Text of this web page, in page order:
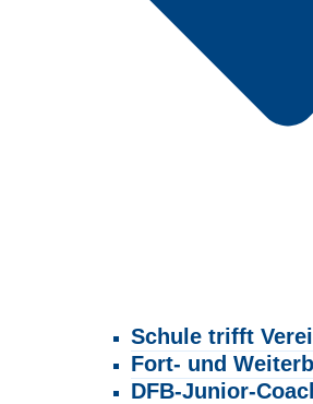
Schule trifft
Fort- und
DFB-Junior-